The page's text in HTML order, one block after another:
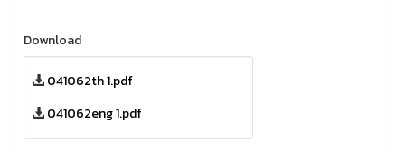
Download
041062th 1.pdf
041062eng 1.pdf